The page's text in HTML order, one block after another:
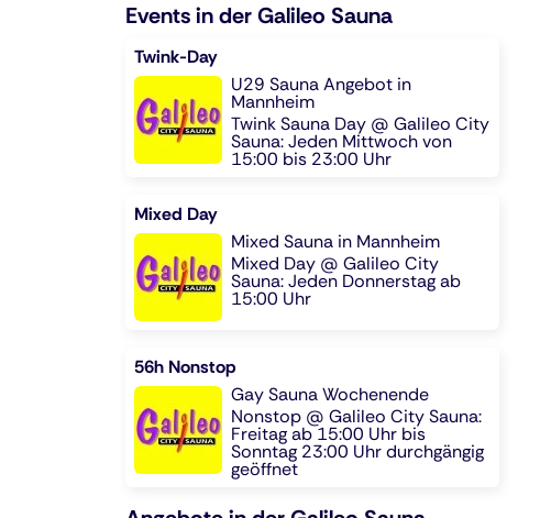
Events in der Galileo Sauna
Twink-Day
U29 Sauna Angebot in
Mannheim
Twink Sauna Day @ Galileo City
Sauna: Jeden Mittwoch von
15:00 bis 23:00 Uhr
Mixed Day
Mixed Sauna in Mannheim
Mixed Day @ Galileo City
Sauna: Jeden Donnerstag ab
15:00 Uhr
56h Nonstop
Gay Sauna Wochenende
Nonstop @ Galileo City Sauna:
Freitag ab 15:00 Uhr bis
Sonntag 23:00 Uhr durchgängig
geöffnet